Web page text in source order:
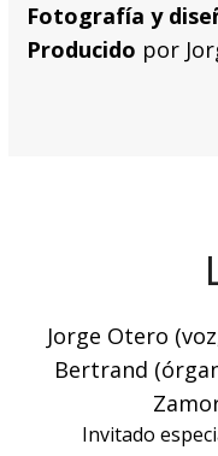
Fotografía y
Producido por
Jorge Otero
Bertrand
Invitado